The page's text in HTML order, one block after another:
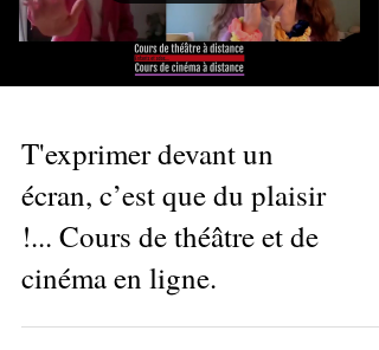
Load video
T'exprimer devant un
écran, c’est que du plaisir
!... Cours de théâtre et de
cinéma en ligne.